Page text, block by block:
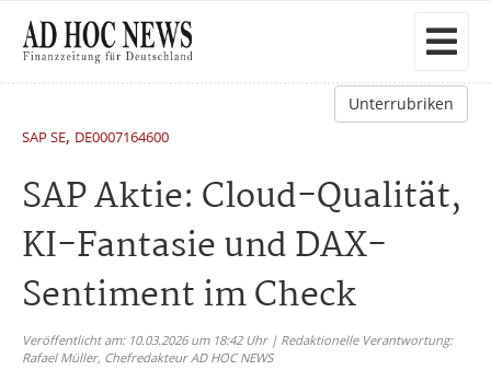
Unterrubriken
SAP SE, DE0007164600
SAP Aktie: Cloud-Qualität,
KI-Fantasie und DAX-
Sentiment im Check
Veröffentlicht am: 10.03.2026 um 18:42 Uhr | Redaktionelle Verantwortung:
Rafael Müller, Chefredakteur AD HOC NEWS